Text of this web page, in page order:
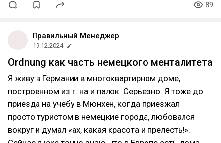
89
Правильный Менеджер
19.12.2024
Ordnung как часть немецкого менталитета
Я живу в Германии в многоквартирном доме,
построенном из г..на и палок. Серьезно. Я тоже до
приезда на учебу в Мюнхен, когда приезжал
просто туристом в немецкие города, любовался
вокруг и думал «ах, какая красота и прелесть!».